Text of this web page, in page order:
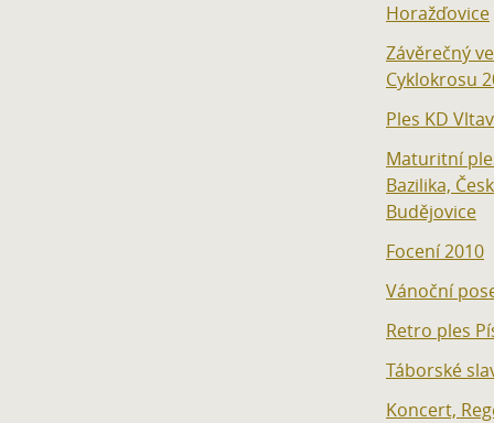
Horažďovice
Závěrečný
Cyklokrosu
Ples KD
Maturitní
Bazilika,
Budějovice
Focení 2010
Vánoční
Retro ples
Táborské
Koncert,